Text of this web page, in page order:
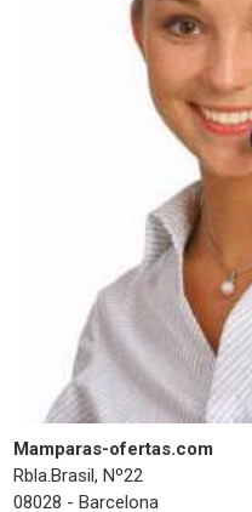
Mamparas-ofertas.com
Rbla.Brasil, Nº22
08028 - Barcelona